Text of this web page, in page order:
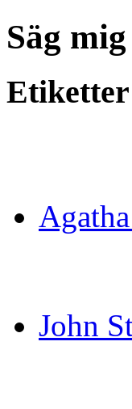
Säg
Etiketter
John